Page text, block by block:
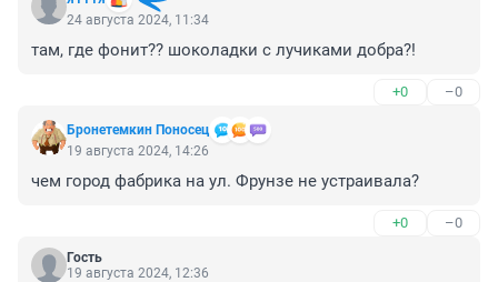
24 августа 2024, 11:34
там, где фонит?? шоколадки с лучиками добра?!
+0 –0
Бронетемкин Поносец
19 августа 2024, 14:26
чем город фабрика на ул. Фрунзе не устраивала?
+0 –0
Гость
19 августа 2024, 12:36